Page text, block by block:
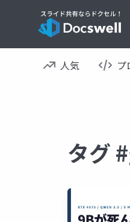
人気 プ
タグ